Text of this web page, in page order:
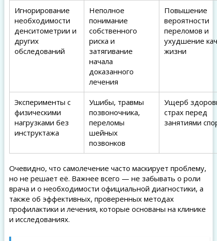
Игнорирование
необходимости
денситометрии и
других
обследований
Неполное
понимание
собственного
риска и
затягивание
начала
доказанного
лечения
Повышение
вероятности
переломов и
ухудшение
жизни
Эксперименты с
физическими
нагрузками без
инструктажа
Ушибы, травмы
позвоночника,
переломы
шейных
позвонков
Ущерб
страх перед
занятиями
Очевидно, что самолечение часто маскирует проблему,
но не решает её. Важнее всего — не забывать о роли
врача и о необходимости официальной диагностики, а
также об эффективных, проверенных методах
профилактики и лечения, которые основаны на клинике
и исследованиях.